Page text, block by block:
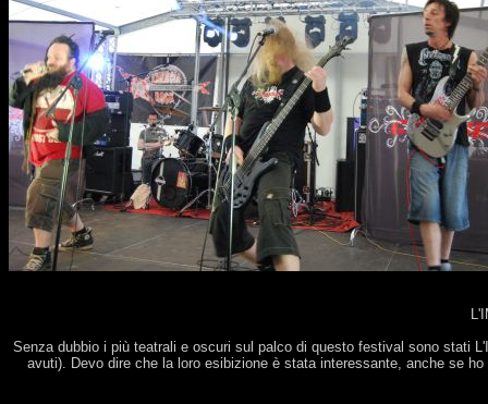
Senza dubbio i più teatrali e oscuri sul palco di questo festival sono stati
avuti). Devo dire che la loro esibizione è stata interessante, anche se